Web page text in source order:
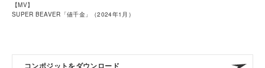
【MV】
SUPER BEAVER「値千金」（2024年1月）
コンポジットをダウンロード